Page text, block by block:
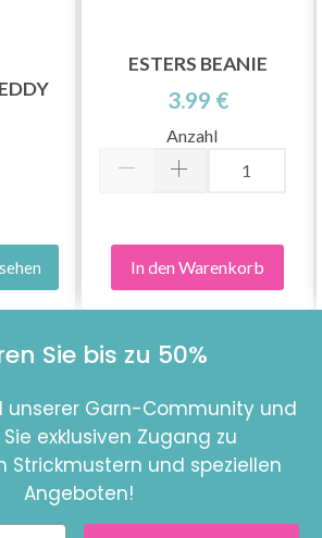
ESTERS BEANIE
3.99 €
Anzahl
In den Warenkorb
Sie bis zu 50%
unserer Garn-Community und
exklusiven Zugang zu
Strickmustern und speziellen
Angeboten!